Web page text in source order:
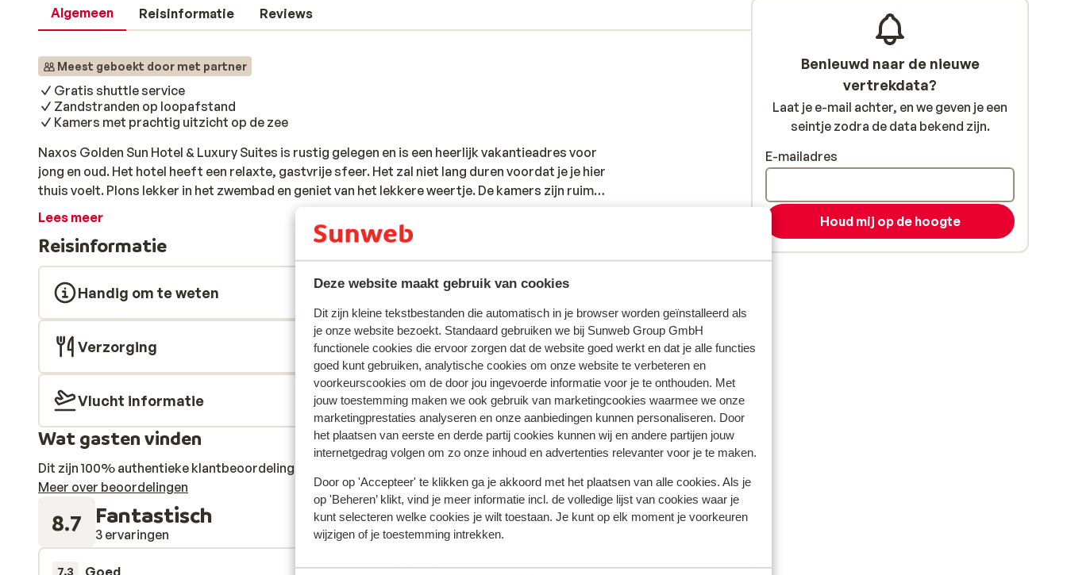
Deze website maakt gebruik van cookies
Dit zijn kleine tekstbestanden die automatisch in je browser worden geïnstalleerd als
je onze website bezoekt. Standaard gebruiken we bij Sunweb Group GmbH
functionele cookies die ervoor zorgen dat de website goed werkt en dat je alle functies
goed kunt gebruiken, analytische cookies om onze website te verbeteren en
voorkeurscookies om de door jou ingevoerde informatie voor je te onthouden. Met
jouw toestemming maken we ook gebruik van marketingcookies waarmee we onze
marketingprestaties analyseren en onze aanbiedingen kunnen personaliseren. Door
het plaatsen van eerste en derde partij cookies kunnen wij en andere partijen jouw
internetgedrag volgen om zo onze inhoud en advertenties relevanter voor je te maken.
Door op 'Accepteer' te klikken ga je akkoord met het plaatsen van alle cookies. Als je
op 'Beheren’ klikt, vind je meer informatie incl. de volledige lijst van cookies waar je
kunt selecteren welke cookies je wilt toestaan. Je kunt op elk moment je voorkeuren
wijzigen of je toestemming intrekken.
Algemeen Reisinformatie Reviews
Meest geboekt door met partner
Gratis shuttle service
Zandstranden op loopafstand
Kamers met prachtig uitzicht op de zee
Naxos Golden Sun Hotel & Luxury Suites is rustig gelegen en is een heerlijk vakantieadres voor
jong en oud. Het hotel heeft een relaxte, gastvrije sfeer. Het zal niet lang duren voordat je je hier
thuis voelt. Plons lekker in het zwembad en geniet van het lekkere weertje. De kamers zijn ruim
en modern ingericht, ze hebben ook een fantastisch uitzicht op de azuurblauwe zee. Het hotel
ligt tussen twee goudgele stranden in. Je hebt hier dus gegarandeerd genoeg plezier in de zon
en in het heldere zeewater, aangezien beide stranden in de buurt liggen. Wil je even zonnen op
een ander strand of naar het pittoreske Naxos stad? Dan heeft het hotel een gratis shuttle
service die je er graag naar toe brengt. Aan het einde van de dag kun je bij het hotel nog even een
drankje halen aan de bar waar ook regelmatig livemuziek is. Zo sluit je dag perfect af en kun je
volgende dag weer fris en opgewekt beginnen met een smakelijk ontbijtje, wat heerlijke een
vakantie.
Lees meer
Reisinformatie
Handig om te weten
Verzorging
Vlucht informatie
Wat gasten vinden
Dit zijn 100% authentieke klantbeoordelingen die hun ervaring met ons product eerlijk weergeven.
Meer over beoordelingen
8.7 Fantastisch
3 ervaringen
7.3 Goed
9 sep. 2024
8.9 Fantastisch
7 jun. 2024
Benieuwd naar de nieuwe
vertrekdata?
Laat je e-mail achter, en we geven je een
seintje zodra de data bekend zijn.
E-mailadres
Houd mij op de hoogte